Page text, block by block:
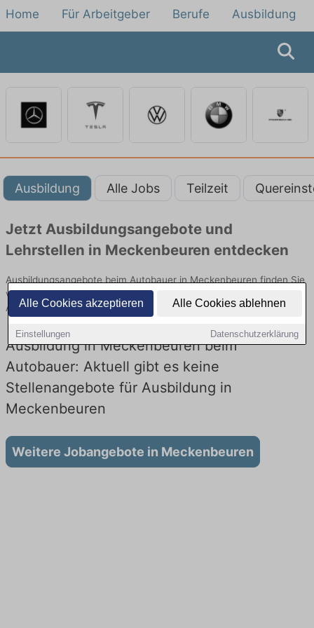
Alle Cookies akzeptieren Alle Cookies ablehnen
Einstellungen Datenschutzerklärung
Home Für Arbeitgeber Berufe Ausbildung
Ausbildung Alle Jobs Teilzeit
Jetzt Ausbildungsangebote und
Lehrstellen in Meckenbeuren entdecken
Ausbildungsangebote beim Autobauer in Meckenbeuren finden Sie
von namhaften Firmen. Entdecken Sie freie Optionen von Top-
Arbeitgebern und bewerben Sie sich noch heute.
Ausbildung in Meckenbeuren beim
Autobauer: Aktuell gibt es keine
Stellenangebote für Ausbildung in
Meckenbeuren
Weitere Jobangebote in Meckenbeuren